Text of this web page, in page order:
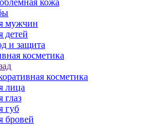
кожа
мужчин
детей
и защита
косметика
косметика
лица
глаз
губ
бровей